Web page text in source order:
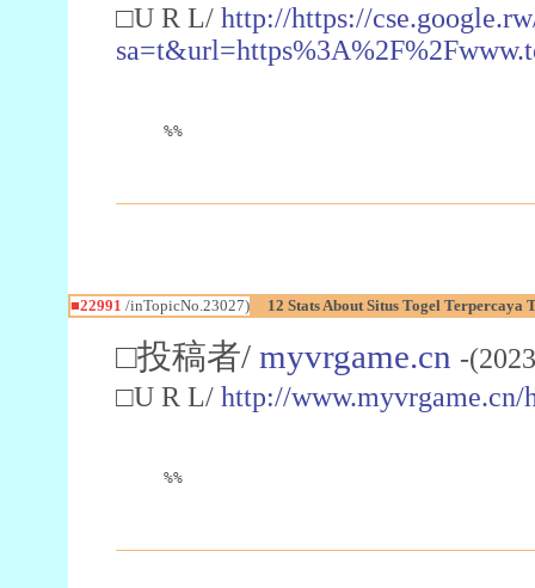
□U R L/ http://https://
%%
■22991 /inTopicNo.23027) 12 Stats About Situs Togel Terpercaya
□投稿者/ myvrgame.cn -
□U R L/ http://www.myvrgame.cn/
%%